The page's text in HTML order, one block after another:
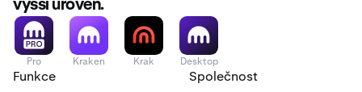
dostanete do rozhraní, budete požádáni o uvedení,
zda prostředky pocházejí z „burzy“ (Exchange) nebo
„soukromé peněženky“ (Private Wallet).
Pokud zvolíte „soukromou peněženku“ (Private
vyšší úroveň.
Pro Kraken Krak Desktop
Funkce Společnost